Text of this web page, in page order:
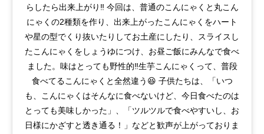
らしたら出来上がり‼️ 今回は、普通のこんにゃくと丸こん
にゃくの2種類を作り、出来上がったこんにゃくをハート
や星の型でくり抜いたりしてお土産にしたり、スライスし
たこんにゃくをしょうゆにつけ、お昼ご飯にみんなで食べ
ました。味はとっても野性的‼️生芋こんにゃくって、普段
食べてるこんにゃくと全然違う😆 子供たちは、「いつ
も、こんにゃくはそんなに食べないけど、今日食べたのは
とっても美味しかった」、「ツルツルで食べやすいし、お
日様にかざすと透き通る！」などと歓声が上がっておりま